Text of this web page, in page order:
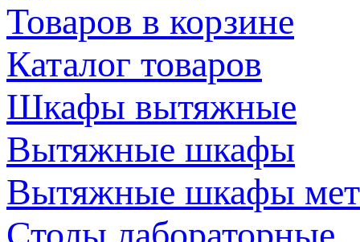
Товаров в корзине
Каталог товаров
Шкафы вытяжные
Вытяжные шкафы
Вытяжные шкафы